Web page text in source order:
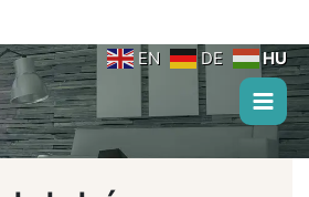
EN DE HU